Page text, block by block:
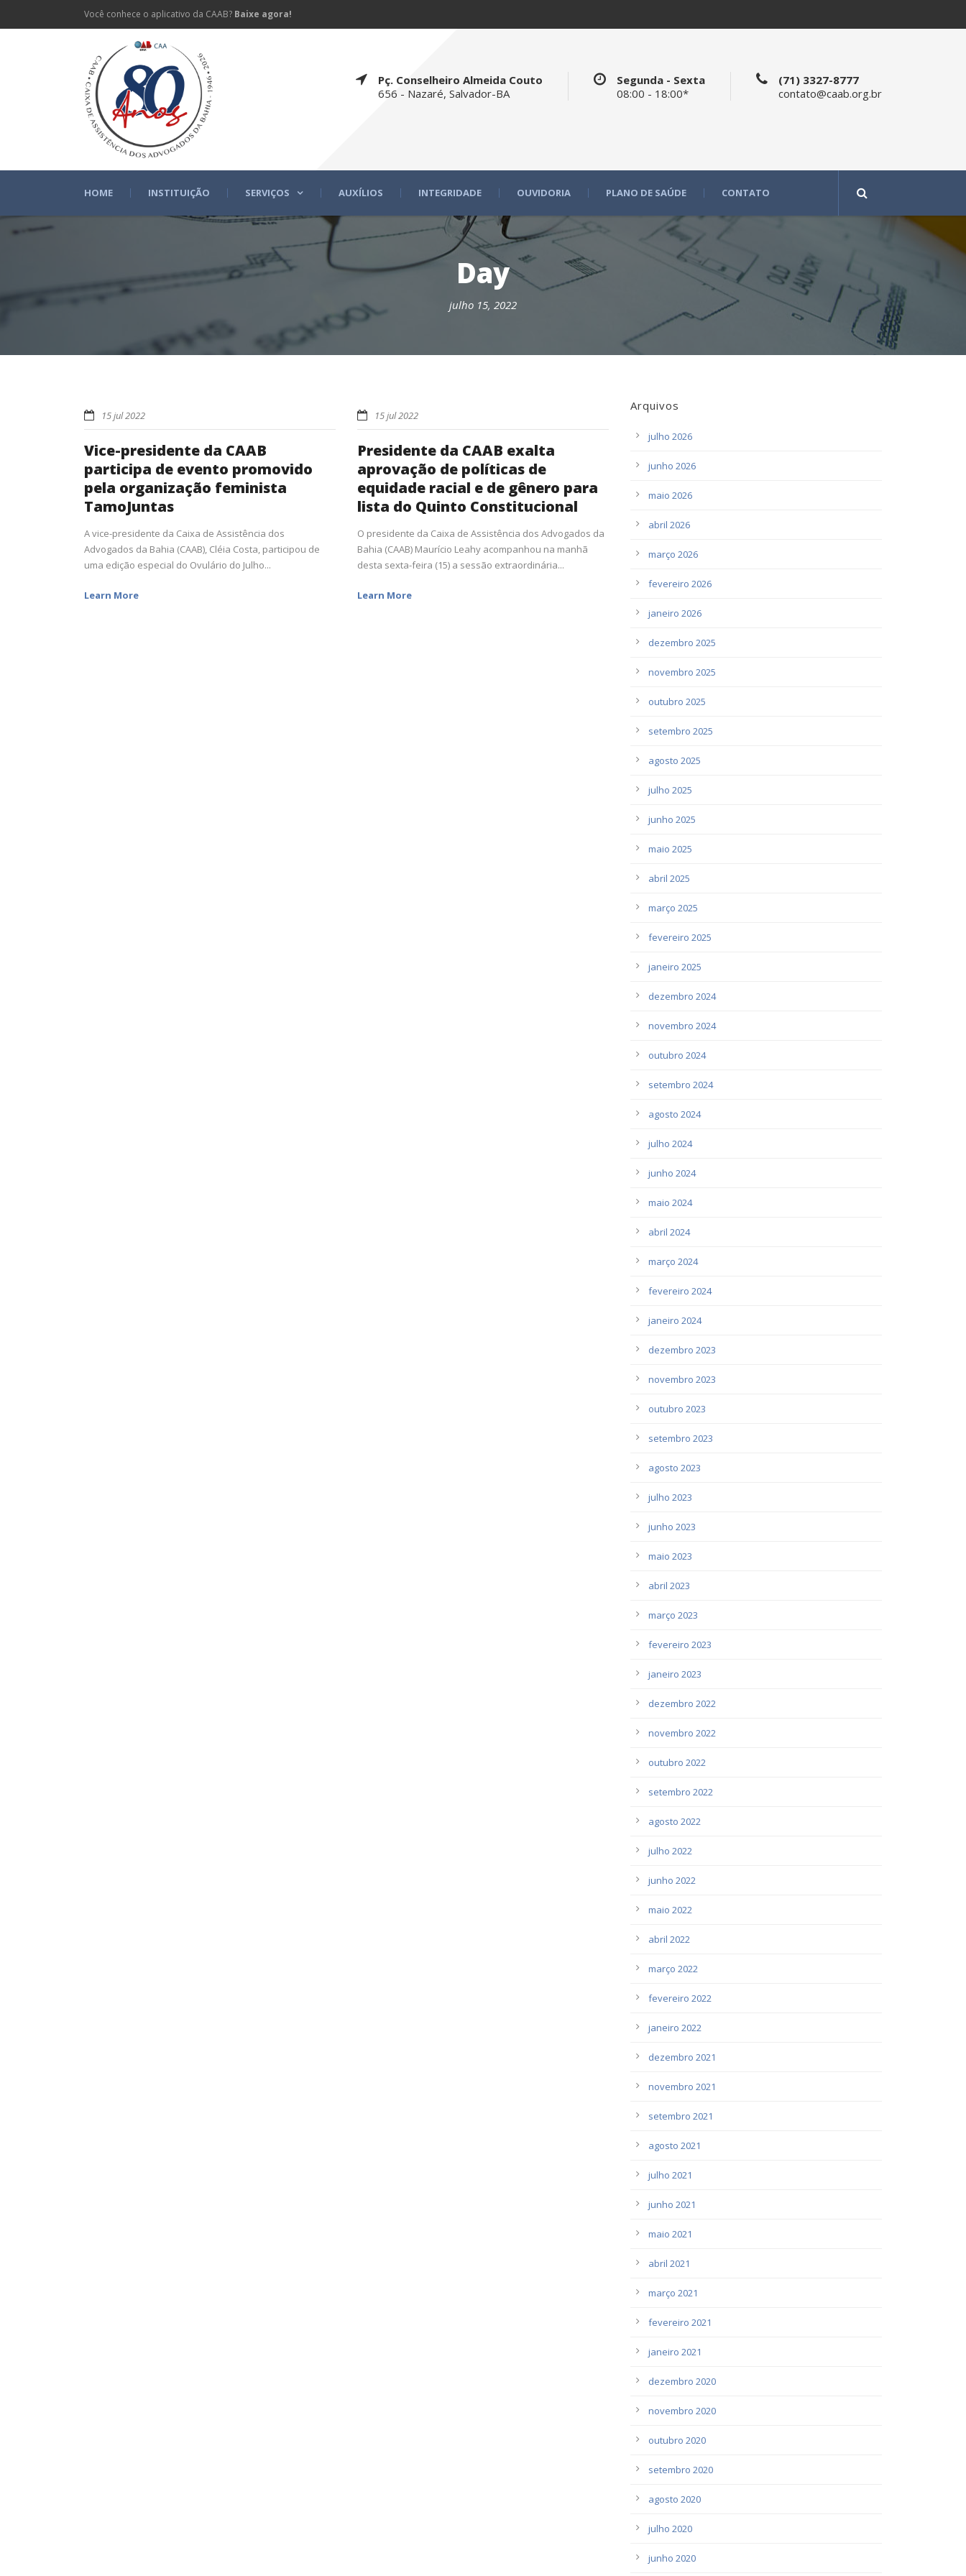
Você conhece o aplicativo da CAAB? Baixe agora!
Pç. Conselheiro Almeida Couto
656 - Nazaré, Salvador-BA
Segunda - Sexta
08:00 - 18:00*
(71) 3327-8777
contato@caab.org.br
HOME INSTITUIÇÃO SERVIÇOS AUXÍLIOS INTEGRIDADE OUVIDORIA PLANO DE SAÚDE CONTATO
Day
julho 15, 2022
15 jul 2022
Vice-presidente da CAAB
participa de evento promovido
pela organização feminista
TamoJuntas
A vice-presidente da Caixa de Assistência dos
Advogados da Bahia (CAAB), Cléia Costa, participou de
uma edição especial do Ovulário do Julho...
Learn More
15 jul 2022
Presidente da CAAB exalta
aprovação de políticas de
equidade racial e de gênero para
lista do Quinto Constitucional
O presidente da Caixa de Assistência dos Advogados da
Bahia (CAAB) Maurício Leahy acompanhou na manhã
desta sexta-feira (15) a sessão extraordinária...
Learn More
Arquivos
julho 2026
junho 2026
maio 2026
abril 2026
março 2026
fevereiro 2026
janeiro 2026
dezembro 2025
novembro 2025
outubro 2025
setembro 2025
agosto 2025
julho 2025
junho 2025
maio 2025
abril 2025
março 2025
fevereiro 2025
janeiro 2025
dezembro 2024
novembro 2024
outubro 2024
setembro 2024
agosto 2024
julho 2024
junho 2024
maio 2024
abril 2024
março 2024
fevereiro 2024
janeiro 2024
dezembro 2023
novembro 2023
outubro 2023
setembro 2023
agosto 2023
julho 2023
junho 2023
maio 2023
abril 2023
março 2023
fevereiro 2023
janeiro 2023
dezembro 2022
novembro 2022
outubro 2022
setembro 2022
agosto 2022
julho 2022
junho 2022
maio 2022
abril 2022
março 2022
fevereiro 2022
janeiro 2022
dezembro 2021
novembro 2021
setembro 2021
agosto 2021
julho 2021
junho 2021
maio 2021
abril 2021
março 2021
fevereiro 2021
janeiro 2021
dezembro 2020
novembro 2020
outubro 2020
setembro 2020
agosto 2020
julho 2020
junho 2020